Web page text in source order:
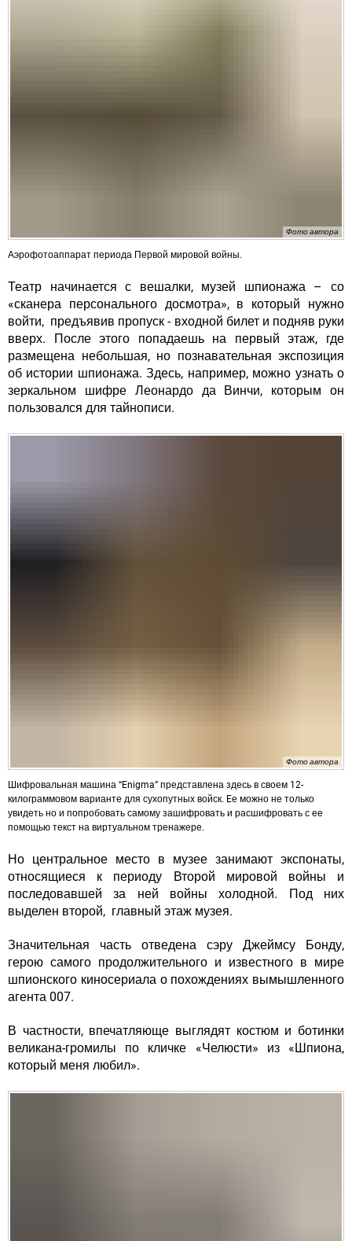
Фото автора
Аэрофотоаппарат периода Первой мировой войны.
Театр начинается с вешалки, музей шпионажа – со
«сканера персонального досмотра», в который нужно
войти, предъявив пропуск - входной билет и подняв руки
вверх. После этого попадаешь на первый этаж, где
размещена небольшая, но познавательная экспозиция
об истории шпионажа. Здесь, например, можно узнать о
зеркальном шифре Леонардо да Винчи, которым он
пользовался для тайнописи.
Фото автора
Шифровальная машина “Enigma” представлена здесь в своем 12-
килограммовом варианте для сухопутных войск. Eе можно не только
увидеть но и попробовать самому зашифровать и расшифровать с ее
помощью текст на виртуальном тренажере.
Но центральное место в музее занимают экспонаты,
относящиеся к периоду Второй мировой войны и
последовавшей за ней войны холодной. Под них
выделен второй, главный этаж музея.
Значительная часть отведена сэру Джеймсу Бонду,
герою самого продолжительного и известного в мире
шпионского киносериала о похождениях вымышленного
агента 007.
В частности, впечатляюще выглядят костюм и ботинки
великана-громилы по кличке «Челюсти» из «Шпиона,
который меня любил».